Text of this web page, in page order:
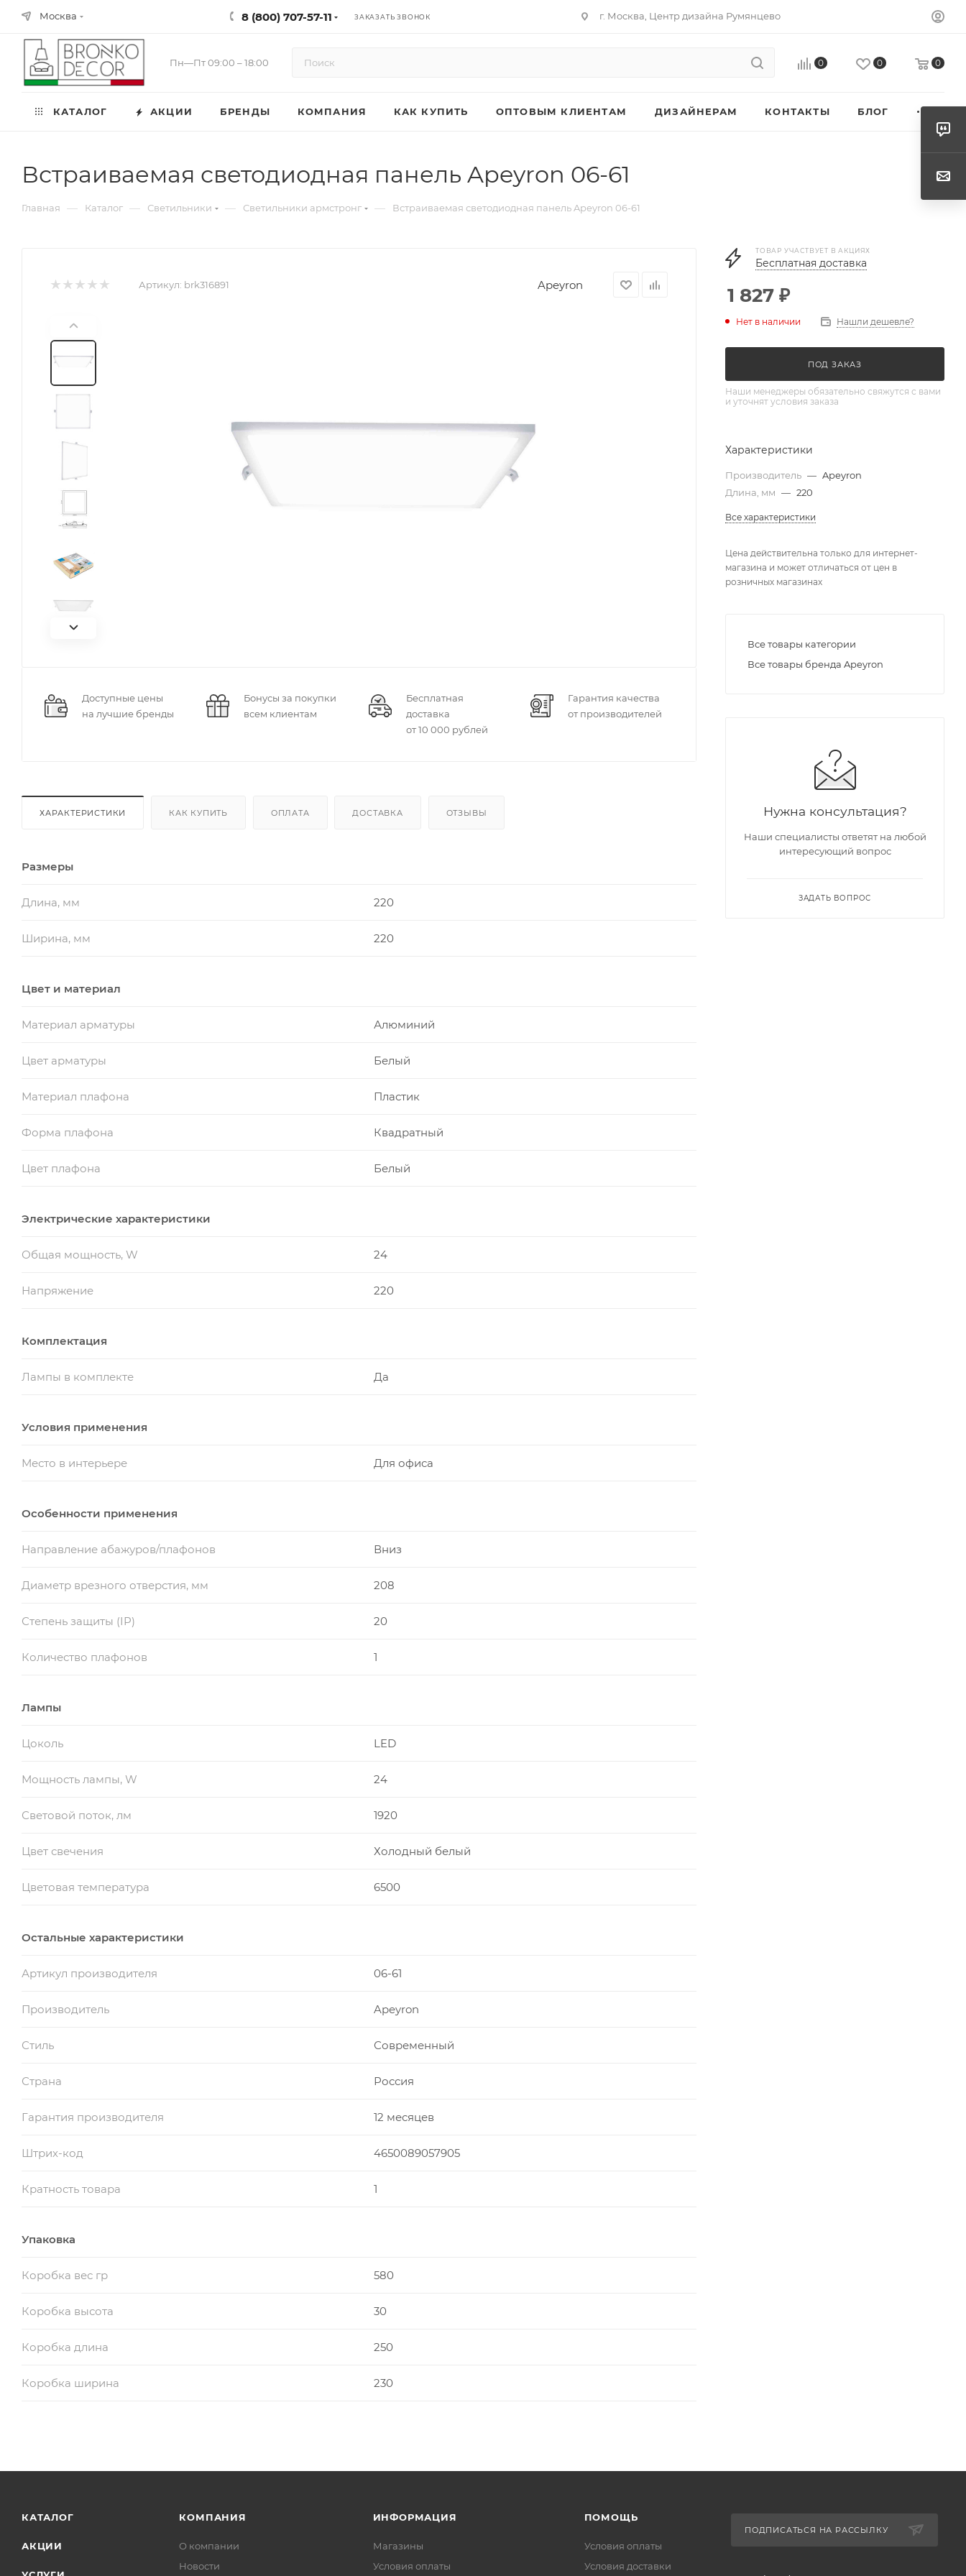
Москва 8 (800) 707-57-11 ЗАКАЗАТЬ ЗВОНОК г. Москва, Центр дизайна Румянцево
Пн—Пт 09:00 – 18:00 0 0 0
КАТАЛОГ АКЦИИ БРЕНДЫ КОМПАНИЯ КАК КУПИТЬ ОПТОВЫМ КЛИЕНТАМ ДИЗАЙНЕРАМ КОНТАКТЫ БЛОГ
Встраиваемая светодиодная панель Apeyron 06-61
Главная — Каталог — Светильники — Светильники армстронг — Встраиваемая светодиодная панель Apeyron 06-61
Артикул: brk316891 Apeyron
Доступные цены
на лучшие бренды
Бонусы за покупки
всем клиентам
Бесплатная
доставка
от 10 000 рублей
Гарантия качества
от производителей
ХАРАКТЕРИСТИКИ КАК КУПИТЬ ОПЛАТА ДОСТАВКА ОТЗЫВЫ
Размеры
Длина, мм 220
Ширина, мм 220
Цвет и материал
Материал арматуры Алюминий
Цвет арматуры Белый
Материал плафона Пластик
Форма плафона Квадратный
Цвет плафона Белый
Электрические характеристики
Общая мощность, W 24
Напряжение 220
Комплектация
Лампы в комплекте Да
Условия применения
Место в интерьере Для офиса
Особенности применения
Направление абажуров/плафонов Вниз
Диаметр врезного отверстия, мм 208
Степень защиты (IP) 20
Количество плафонов 1
Лампы
Цоколь LED
Мощность лампы, W 24
Световой поток, лм 1920
Цвет свечения Холодный белый
Цветовая температура 6500
Остальные характеристики
Артикул производителя 06-61
Производитель Apeyron
Стиль Современный
Страна Россия
Гарантия производителя 12 месяцев
Штрих-код 4650089057905
Кратность товара 1
Упаковка
Коробка вес гр 580
Коробка высота 30
Коробка длина 250
Коробка ширина 230
ТОВАР УЧАСТВУЕТ В АКЦИЯХ
Бесплатная доставка
1 827 ₽
Нет в наличии Нашли дешевле?
ПОД ЗАКАЗ
Наши менеджеры обязательно свяжутся с вами
и уточнят условия заказа
Характеристики
Производитель — Apeyron
Длина, мм — 220
Все характеристики
Цена действительна только для интернет-
магазина и может отличаться от цен в
розничных магазинах
Все товары категории
Все товары бренда Apeyron
Нужна консультация?
Наши специалисты ответят на любой
интересующий вопрос
ЗАДАТЬ ВОПРОС
КАТАЛОГ
АКЦИИ
КОМПАНИЯ
О компании
Новости
ИНФОРМАЦИЯ
Магазины
Условия оплаты
ПОМОЩЬ
Условия оплаты
Условия доставки
ПОДПИСАТЬСЯ НА РАССЫЛКУ